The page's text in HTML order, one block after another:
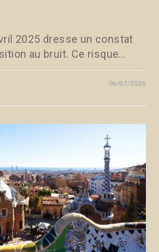
2025 dresse un constat
au bruit. Ce risque…
06/07/2026